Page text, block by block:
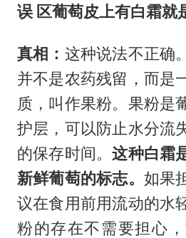
误 区葡萄皮上有白霜就
真相： 这种说法不正确
并不是农药残留，而是
质，叫作果粉。果粉是
护层，可以防止水分流
的保存时间。这种白霜
新鲜葡萄的标志。 如果
议在食用前用流动的水
粉的存在不需要担心，